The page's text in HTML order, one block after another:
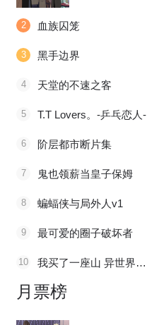
待浏览 待浏览
2 血族囚笼
3 黑手边界
4 天堂的不速之客
5 T.T Lovers。-乒乓恋人-
6 阶层都市断片集
7 鬼也领薪当皇子保姆
8 蝙蝠侠与局外人v1
9 最可爱的圈子破坏者
10 我买了一座山 异世界生活其实也不赖
月票榜